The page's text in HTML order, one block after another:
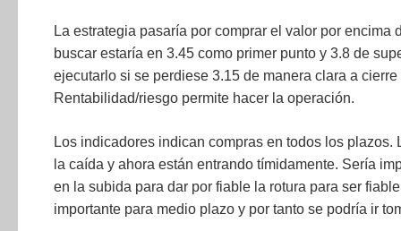
La estrategia pasaría por comprar el valor por encima
buscar estaría en 3.45 como primer punto y 3.8 de
ejecutarlo si se perdiese 3.15 de manera clara a
Rentabilidad/riesgo permite hacer la operación.
Los indicadores indican compras en todos los plazos.
la caída y ahora están entrando tímidamente. Sería
en la subida para dar por fiable la rotura para ser
importante para medio plazo y por tanto se podría ir